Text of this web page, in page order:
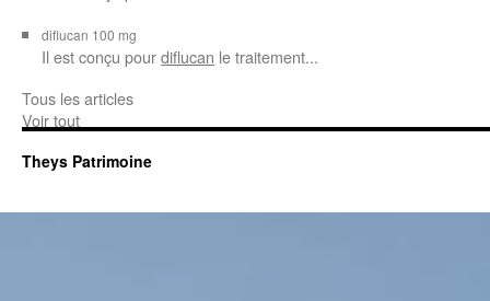
diflucan 100 mg
Il est conçu pourdiflucan le traitement...
Tous les articles
Voir tout
Theys Patrimoine